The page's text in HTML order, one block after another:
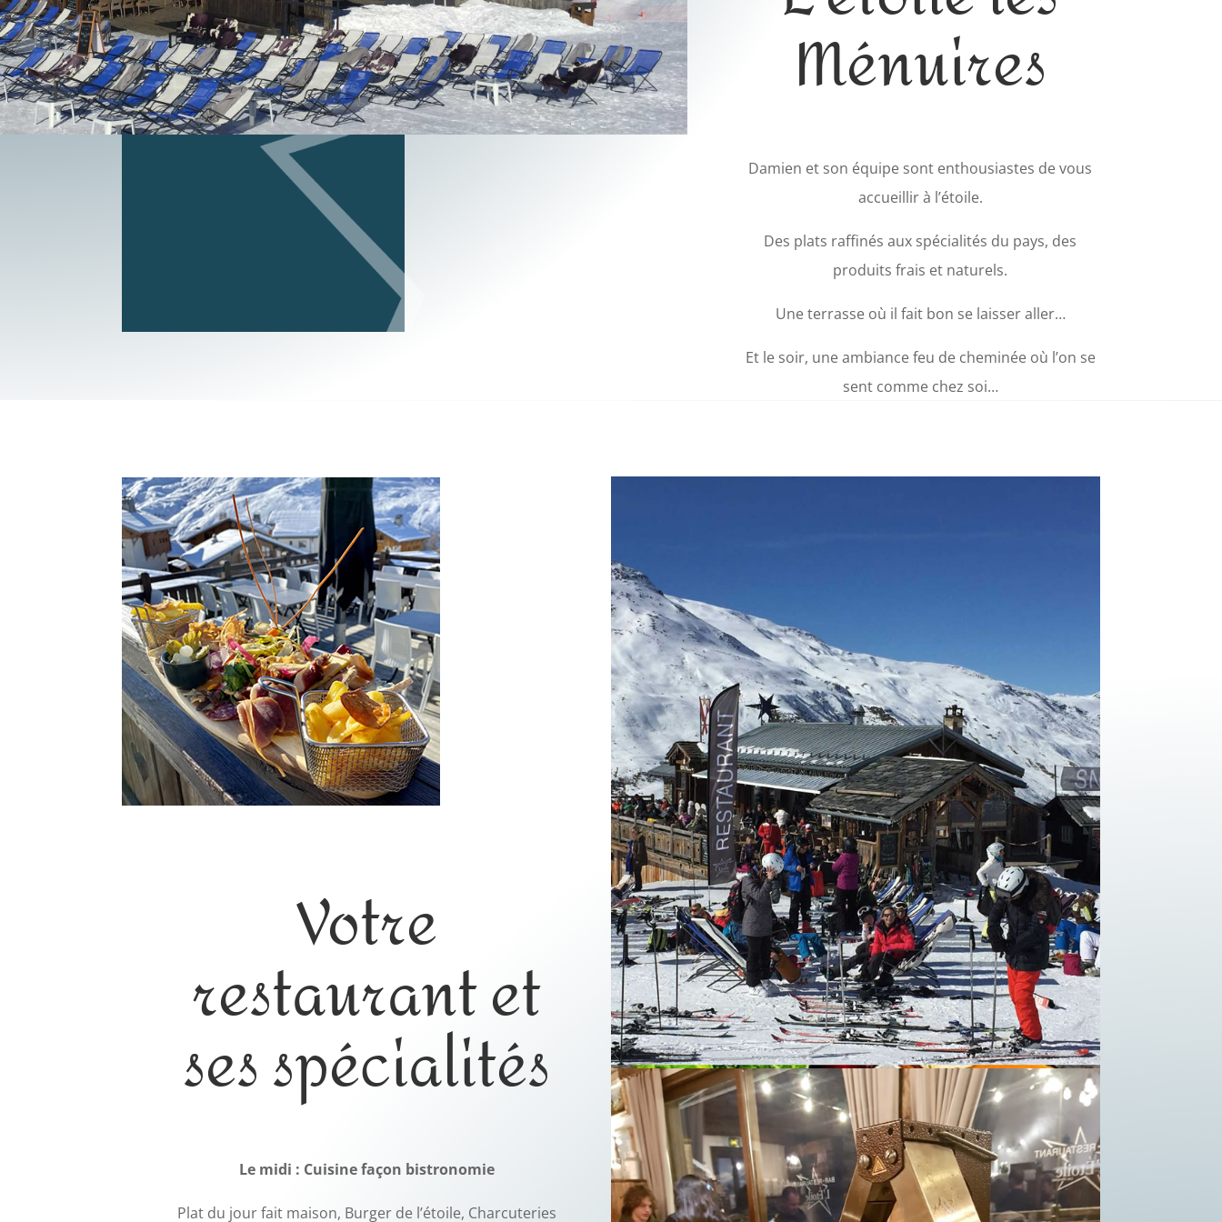
Ménuires
Damien et son équipe sont enthousiastes de vous
accueillir à l’étoile.
Des plats raffinés aux spécialités du pays, des
produits frais et naturels.
Une terrasse où il fait bon se laisser aller…
Et le soir, une ambiance feu de cheminée où l’on se
sent comme chez soi…
Votre
restaurant et
ses spécialités
Le midi : Cuisine façon bistronomie
Plat du jour fait maison, Burger de l’étoile, Charcuteries